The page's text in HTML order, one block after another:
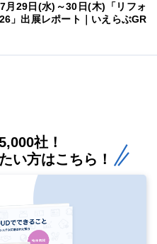
月29日(水)～30日(木)「リフォ
」出展レポート｜いえらぶGR
社！
い方はこちら！